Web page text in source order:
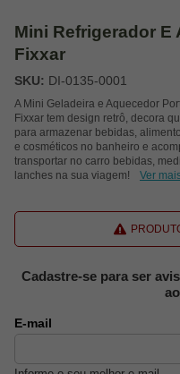
Mini Refrigerador E
Fixxar
SKU: DI-0135-0001
A Mini Geladeira e Aquecedor
Fixxar tem design retrô, decora
para armazenar bebidas,
e cosméticos no banheiro e
transportar no carro bebidas,
lanches na sua viagem!
Ver
Cadastre-se para ser
E-mail